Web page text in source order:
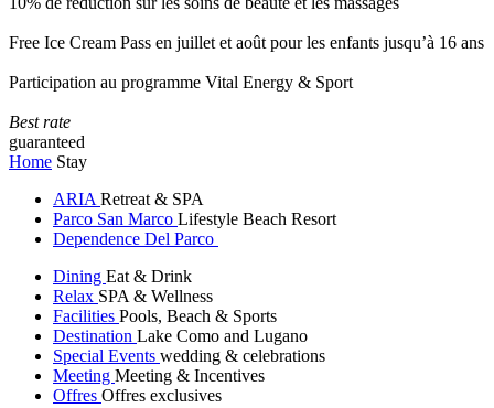
Free Ice Cream Pass en juillet et août pour les enfants jusqu’à 16 ans
Participation au programme Vital Energy & Sport
Best rate
guaranteed
Home Stay
ARIA Retreat & SPA
Parco San Marco Lifestyle Beach Resort
Dependence Del Parco
Dining Eat & Drink
Relax SPA & Wellness
Facilities Pools, Beach & Sports
Destination Lake Como and Lugano
Special Events wedding & celebrations
Meeting Meeting & Incentives
Offres Offres exclusives